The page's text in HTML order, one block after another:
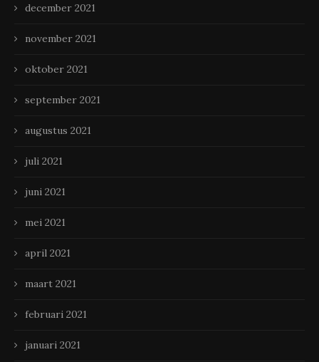
december 2021
november 2021
oktober 2021
september 2021
augustus 2021
juli 2021
juni 2021
mei 2021
april 2021
maart 2021
februari 2021
januari 2021